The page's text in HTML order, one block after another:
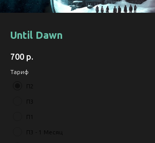
Until Dawn
700 р.
Тариф
П2
П3
П1
П3 - 1 Месяц